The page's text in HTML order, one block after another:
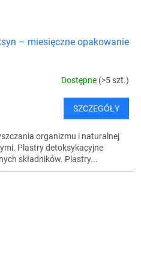
– miesięczne opakowanie
Dostępne (>5 szt.)
SZCZEGÓŁY
organizmu i naturalnej
Plastry detoksykacyjne
składników. Plastry...